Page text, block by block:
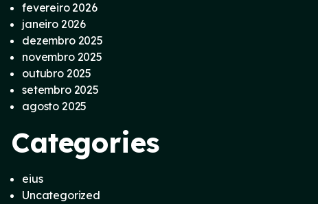
fevereiro 2026
janeiro 2026
dezembro 2025
novembro 2025
outubro 2025
setembro 2025
agosto 2025
Categories
eius
Uncategorized